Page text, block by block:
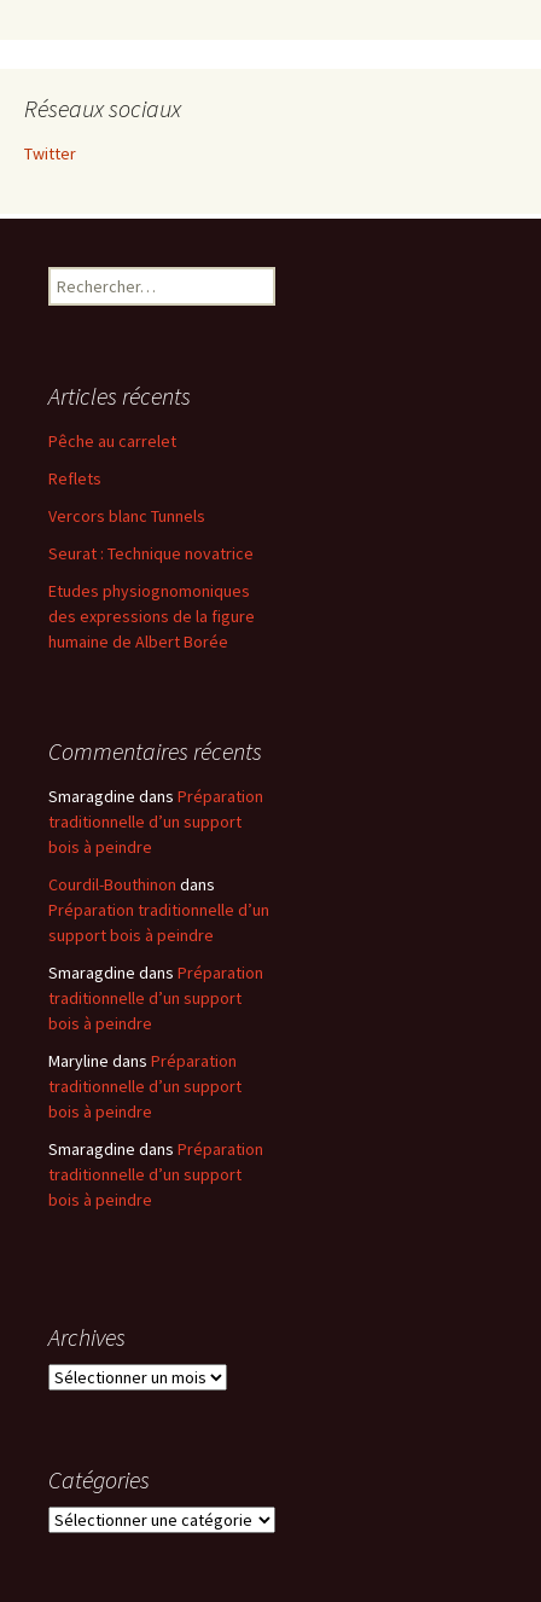
Réseaux sociaux
Twitter
Rechercher :
Articles récents
Pêche au carrelet
Reflets
Vercors blanc Tunnels
Seurat : Technique novatrice
Etudes physiognomoniques
des expressions de la figure
humaine de Albert Borée
Commentaires récents
Smaragdine dans Préparation
traditionnelle d’un support
bois à peindre
Courdil-Bouthinon dans
Préparation traditionnelle d’un
support bois à peindre
Smaragdine dans Préparation
traditionnelle d’un support
bois à peindre
Maryline dans Préparation
traditionnelle d’un support
bois à peindre
Smaragdine dans Préparation
traditionnelle d’un support
bois à peindre
Archives
Archives
Catégories
Catégories